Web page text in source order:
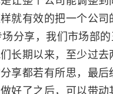
就有效的把一个公
分享，我们市场部
长期以来，至少过
享都若有所思，最
好了之后，可以带